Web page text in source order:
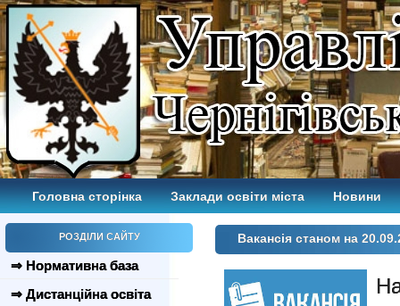
Головна сторінка Заклади освіти міста Новини
РОЗДІЛИ САЙТУ
⇒ Нормативна база
⇒ Дистанційна освіта
Вакансія станом на